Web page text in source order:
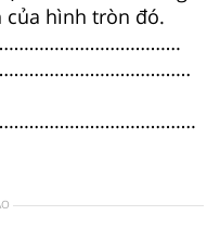
của hình tròn đó.